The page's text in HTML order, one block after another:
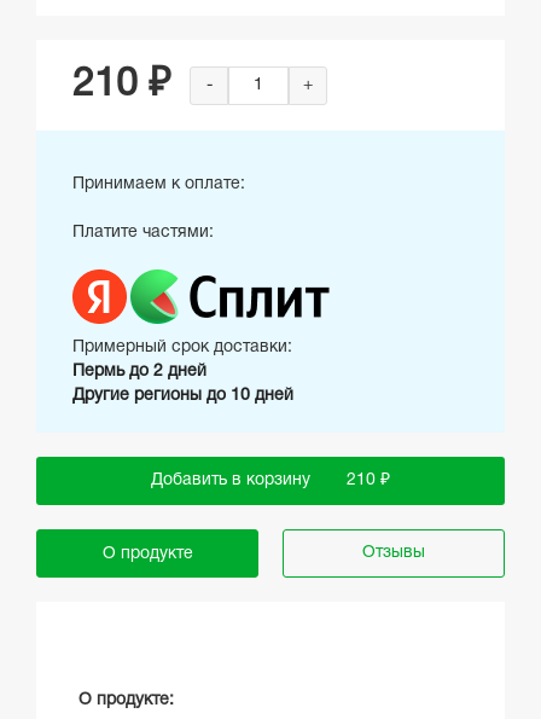
210 ₽ - +
Принимаем к оплате:
Платите частями:
Примерный срок доставки:
Пермь до 2 дней
Другие регионы до 10 дней
Добавить в корзину 210 ₽
О продукте Отзывы
О продукте: